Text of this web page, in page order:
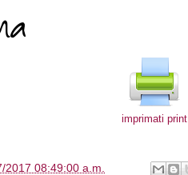
imprimati print
2017 08:49:00 a.m.